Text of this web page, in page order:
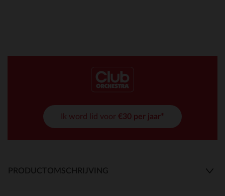
Ik word lid voor €30 per jaar*
PRODUCTOMSCHRIJVING